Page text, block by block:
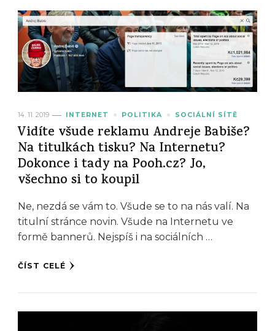
14. 11. 2019 INTERNET POLITIKA SOCIÁLNÍ SÍTĚ
Vidíte všude reklamu Andreje Babiše?
Na titulkách tisku? Na Internetu?
Dokonce i tady na Pooh.cz? Jo,
všechno si to koupil
Ne, nezdá se vám to. Všude se to na nás valí. Na
titulní stránce novin. Všude na Internetu ve
formě bannerů. Nejspíš i na sociálních …
ČÍST CELÉ